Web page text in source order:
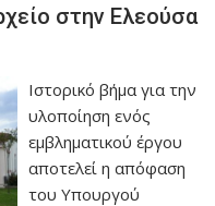
στην Ελεούσα
Ιστορικό βήμα για την
υλοποίηση ενός
εμβληματικού έργου
αποτελεί η απόφαση
του Υπουργού